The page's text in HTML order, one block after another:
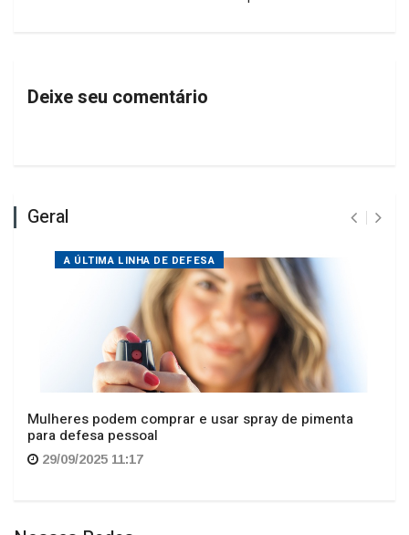
Deixe seu comentário
Geral
A ÚLTIMA LINHA DE DEFESA
Mulheres podem comprar e usar spray de pimenta
para defesa pessoal
29/09/2025 11:17